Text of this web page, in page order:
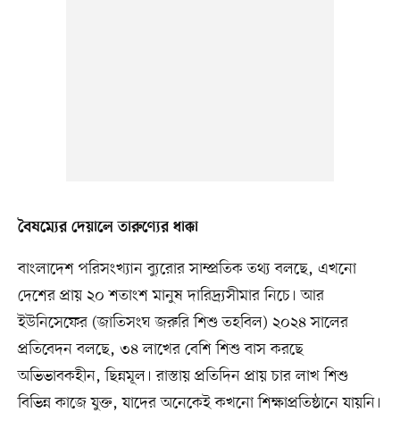
বৈষম্যের দেয়ালে তারুণ্যের ধাক্কা
বাংলাদেশ পরিসংখ্যান ব্যুরোর সাম্প্রতিক তথ্য বলছে, এখনো
দেশের প্রায় ২০ শতাংশ মানুষ দারিদ্র্যসীমার নিচে। আর
ইউনিসেফের (জাতিসংঘ জরুরি শিশু তহবিল) ২০২৪ সালের
প্রতিবেদন বলছে, ৩৪ লাখের বেশি শিশু বাস করছে
অভিভাবকহীন, ছিন্নমূল। রাস্তায় প্রতিদিন প্রায় চার লাখ শিশু
বিভিন্ন কাজে যুক্ত, যাদের অনেকেই কখনো শিক্ষাপ্রতিষ্ঠানে যায়নি।